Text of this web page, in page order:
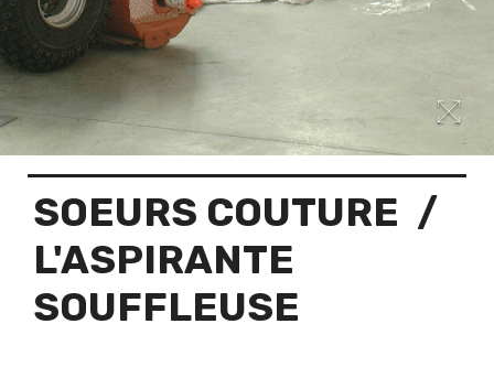
SOEURS COUTURE /
L'ASPIRANTE
SOUFFLEUSE